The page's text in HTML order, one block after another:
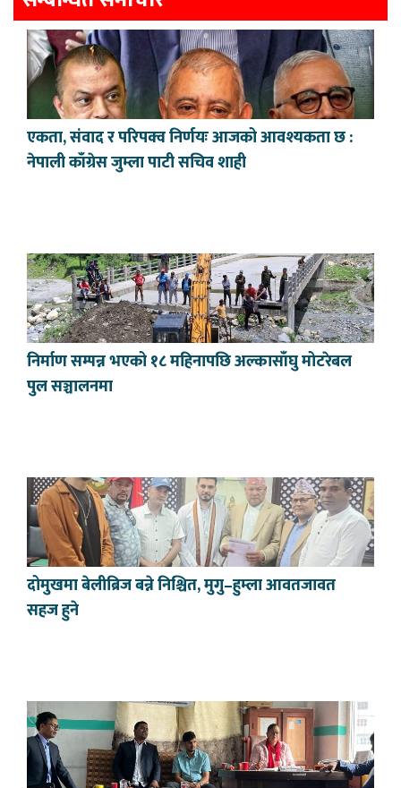
एकता, संवाद र परिपक्व निर्णयः आजको आवश्यकता छ :
नेपाली काँग्रेस जुम्ला पाटी सचिव शाही
निर्माण सम्पन्न भएको १८ महिनापछि अल्कासाँघु मोटरेबल
पुल सञ्चालनमा
दोमुखमा बेलीब्रिज बन्ने निश्चित, मुगु–हुम्ला आवतजावत
सहज हुने